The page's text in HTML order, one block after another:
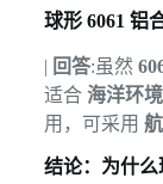
球形 6061 铝
| 回答:虽然
适合 海洋环境
用，可采用
结论：为什么